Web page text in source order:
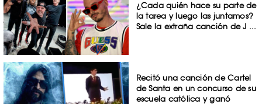
¿Cada quién hace su parte de
la tarea y luego las juntamos?
Sale la extraña canción de J ...
Recitó una canción de Cartel
de Santa en un concurso de su
escuela católica y ganó